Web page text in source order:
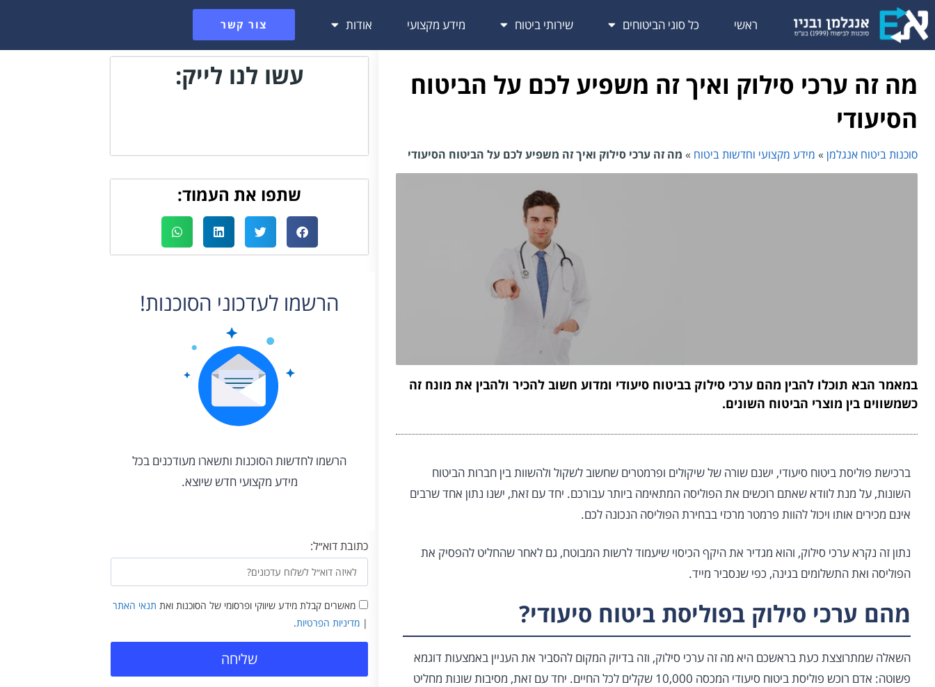
לתוכן
ראשי כל סוגי הביטוחים שירותי ביטוח מידע מקצועי אודות צור קשר
מה זה ערכי סילוק ואיך זה משפיע לכם על הביטוח
הסיעודי
סוכנות ביטוח אנגלמן » מידע מקצועי וחדשות ביטוח » מה זה ערכי סילוק ואיך זה משפיע לכם על הביטוח הסיעודי
במאמר הבא תוכלו להבין מהם ערכי סילוק בביטוח סיעודי ומדוע חשוב להכיר ולהבין את מונח זה
כשמשווים בין מוצרי הביטוח השונים.
ברכישת פוליסת ביטוח סיעודי, ישנם שורה של שיקולים ופרמטרים שחשוב לשקול ולהשוות בין חברות הביטוח
השונות, על מנת לוודא שאתם רוכשים את הפוליסה המתאימה ביותר עבורכם. יחד עם זאת, ישנו נתון אחד שרבים
אינם מכירים אותו ויכול להוות פרמטר מרכזי בבחירת הפוליסה הנכונה לכם.
נתון זה נקרא ערכי סילוק, והוא מגדיר את היקף הכיסוי שיעמוד לרשות המבוטח, גם לאחר שהחליט להפסיק את
הפוליסה ואת התשלומים בגינה, כפי שנסביר מייד.
מהם ערכי סילוק בפוליסת ביטוח סיעודי?
השאלה שמתרוצצת כעת בראשכם היא מה זה ערכי סילוק, וזה בדיוק המקום להסביר את העניין באמצעות דוגמא
פשוטה: אדם רוכש פוליסת ביטוח סיעודי המכסה 10,000 שקלים לכל החיים. יחד עם זאת, מסיבות שונות מחליט
עשו לנו לייק:
שתפו את העמוד:
הרשמו לעדכוני הסוכנות!
הרשמו לחדשות הסוכנות ותשארו מעודכנים בכל
מידע מקצועי חדש שיוצא.
כתובת דוא״ל:
מאשרים קבלת מידע שיווקי ופרסומי של הסוכנות ואת תנאי האתר
| מדיניות הפרטיות.
שליחה